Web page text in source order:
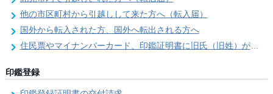
他の市区町村から引越しして来た方へ（転入届）
国外から転入された方、国外へ転出される方へ
住民票やマイナンバーカード、印鑑証明書に旧氏（旧姓）が併記できるようになりました！
印鑑登録